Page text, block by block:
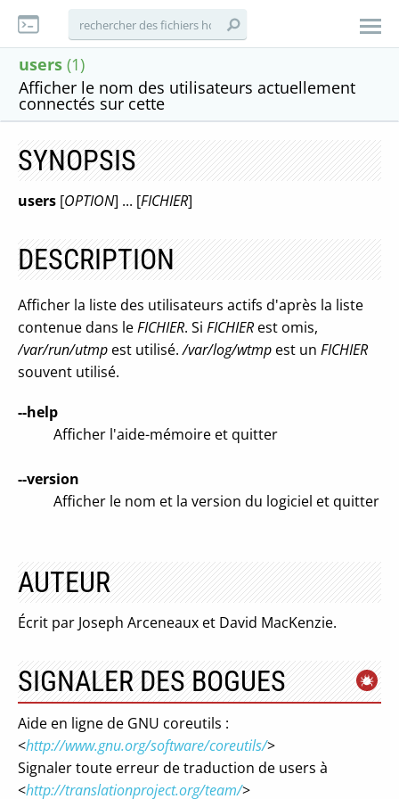
users (1)
Afficher le nom des utilisateurs actuellement
connectés sur cette
SYNOPSIS
users [OPTION] ... [FICHIER]
DESCRIPTION
Afficher la liste des utilisateurs actifs d'après la liste
contenue dans leFICHIER. Si FICHIER est omis,
/var/run/utmp est utilisé./var/log/wtmp est un FICHIER
souvent utilisé.
--help
Afficher l'aide-mémoire et quitter
--version
Afficher le nom et la version du logiciel et quitter
AUTEUR
Écrit par Joseph Arceneaux et David MacKenzie.
SIGNALER DES BOGUES
Aide en ligne de GNU coreutils :
<http://www.gnu.org/software/coreutils/>
Signaler toute erreur de traduction de users à
<http://translationproject.org/team/>